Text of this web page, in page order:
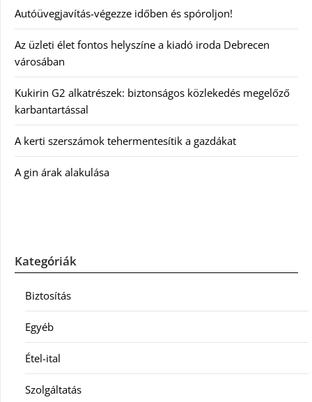
Autóüvegjavítás-végezze időben és spóroljon!
Az üzleti élet fontos helyszíne a kiadó iroda Debrecen
városában
Kukirin G2 alkatrészek: biztonságos közlekedés megelőző
karbantartással
A kerti szerszámok tehermentesítik a gazdákat
A gin árak alakulása
Kategóriák
Biztosítás
Egyéb
Étel-ital
Szolgáltatás